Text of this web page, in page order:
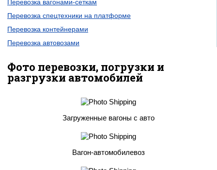
Перевозка вагонами-сеткам
Перевозка спецтехники на платформе
Перевозка контейнерами
Перевозка автовозами
Фото перевозки, погрузки и
разгрузки автомобилей
Загруженные вагоны с авто
Вагон-автомобилевоз